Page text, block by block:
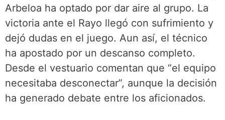
Arbeloa ha optado por dar aire al grupo. La
victoria ante el Rayo llegó con sufrimiento y
dejó dudas en el juego. Aun así, el técnico
ha apostado por un descanso completo.
Desde el vestuario comentan que “el equipo
necesitaba desconectar”, aunque la decisión
ha generado debate entre los aficionados.